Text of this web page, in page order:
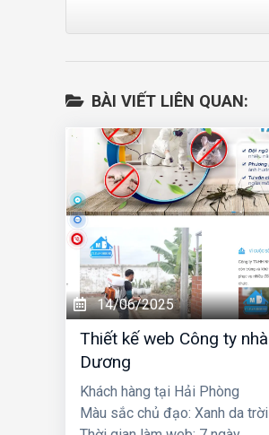
BÀI VIẾT LIÊN QUAN:
14/06/2025
Thiết kế web Công ty
Dương
Khách hàng tại Hải Phòng
Màu sắc chủ đạo: Xanh da